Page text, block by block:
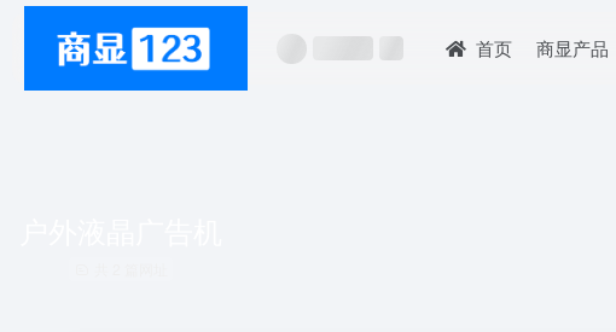
首页 商显产品